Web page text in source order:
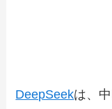
DeepSeekは、